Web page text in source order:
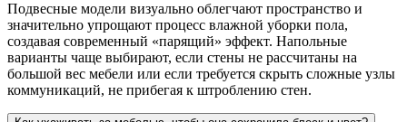
Подвесные модели визуально облегчают пространство и
значительно упрощают процесс влажной уборки пола,
создавая современный «парящий» эффект. Напольные
варианты чаще выбирают, если стены не рассчитаны на
большой вес мебели или если требуется скрыть сложные узлы
коммуникаций, не прибегая к штроблению стен.